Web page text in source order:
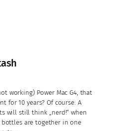
working) Power Mac G4, that
for 10 years? Of course: A
will still think „nerd!“ when
are together in one